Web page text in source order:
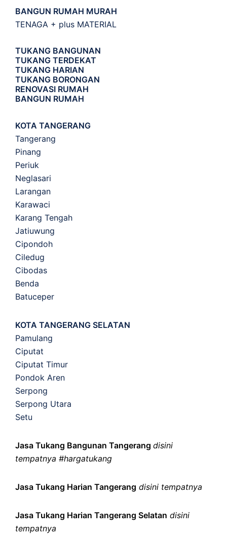
BANGUN RUMAH MURAH
TENAGA + plus MATERIAL
TUKANG BANGUNAN
TUKANG TERDEKAT
TUKANG HARIAN
TUKANG BORONGAN
RENOVASI RUMAH
BANGUN RUMAH
KOTA TANGERANG
Tangerang
Pinang
Periuk
Neglasari
Larangan
Karawaci
Karang Tengah
Jatiuwung
Cipondoh
Ciledug
Cibodas
Benda
Batuceper
KOTA TANGERANG SELATAN
Pamulang
Ciputat
Ciputat Timur
Pondok Aren
Serpong
Serpong Utara
Setu
Jasa Tukang Bangunan Tangerang disini
tempatnya #hargatukang
Jasa Tukang Harian Tangerang disini tempatnya
Jasa Tukang Harian Tangerang Selatan disini
tempatnya